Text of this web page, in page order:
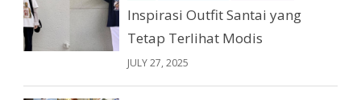
Inspirasi Outfit Santai yang
Tetap Terlihat Modis
JULY 27, 2025